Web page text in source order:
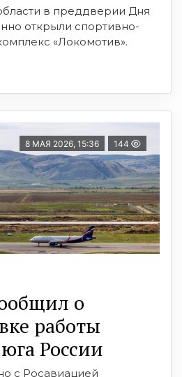
в преддверии Дня
открыли спортивно-
«Локомотив».
8 МАЯ 2026, 15:36 144
о
работы
России
с Росавиацией